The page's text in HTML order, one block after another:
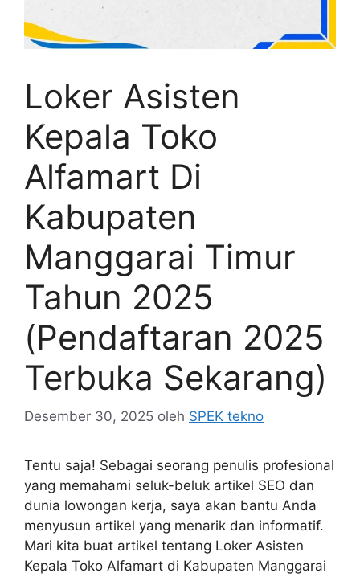
Loker Asisten
Kepala Toko
Alfamart Di
Kabupaten
Manggarai Timur
Tahun 2025
(Pendaftaran 2025
Terbuka Sekarang)
Desember 30, 2025 oleh SPEK tekno
Tentu saja! Sebagai seorang penulis profesional
yang memahami seluk-beluk artikel SEO dan
dunia lowongan kerja, saya akan bantu Anda
menyusun artikel yang menarik dan informatif.
Mari kita buat artikel tentang Loker Asisten
Kepala Toko Alfamart di Kabupaten Manggarai